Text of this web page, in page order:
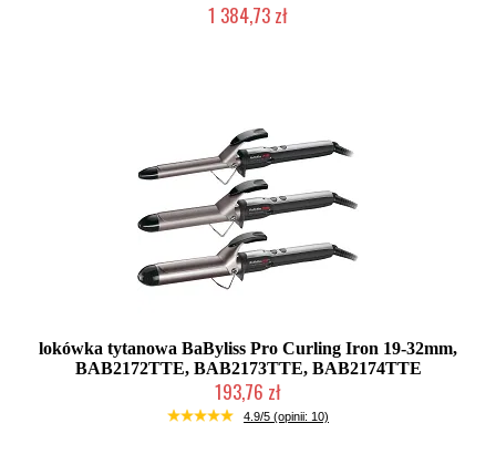
1 384,73 zł
lokówka tytanowa BaByliss Pro Curling Iron 19-32mm,
BAB2172TTE, BAB2173TTE, BAB2174TTE
193,76 zł
Duża ilość (wysyłka w 24h)
4.9/5 (opinii: 10)